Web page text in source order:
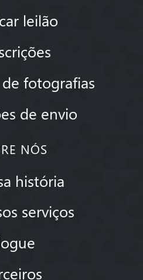
leilão
fotografias
de envio
NÓS
história
serviços